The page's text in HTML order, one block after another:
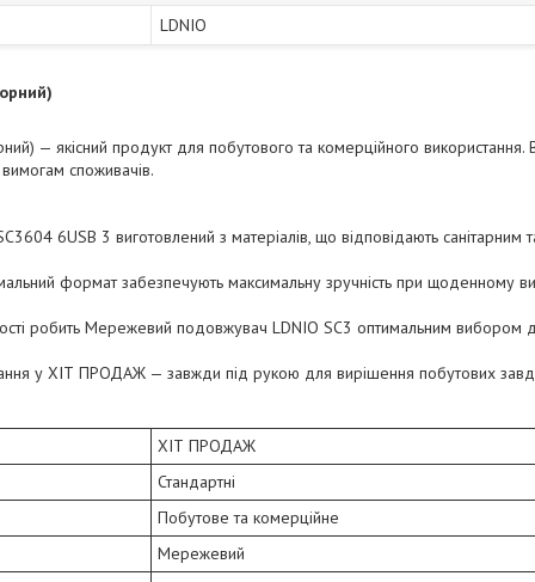
LDNIO
— якісний продукт для побутового та комерційного використання.
вимогам споживачів.
6USB 3 виготовлений з матеріалів, що відповідають санітарним
формат забезпечують максимальну зручність при щоденному
робить Мережевий подовжувач LDNIO SC3 оптимальним вибором
у ХІТ ПРОДАЖ — завжди під рукою для вирішення побутових
ХІТ ПРОДАЖ
Стандартні
Побутове та комерційне
Мережевий